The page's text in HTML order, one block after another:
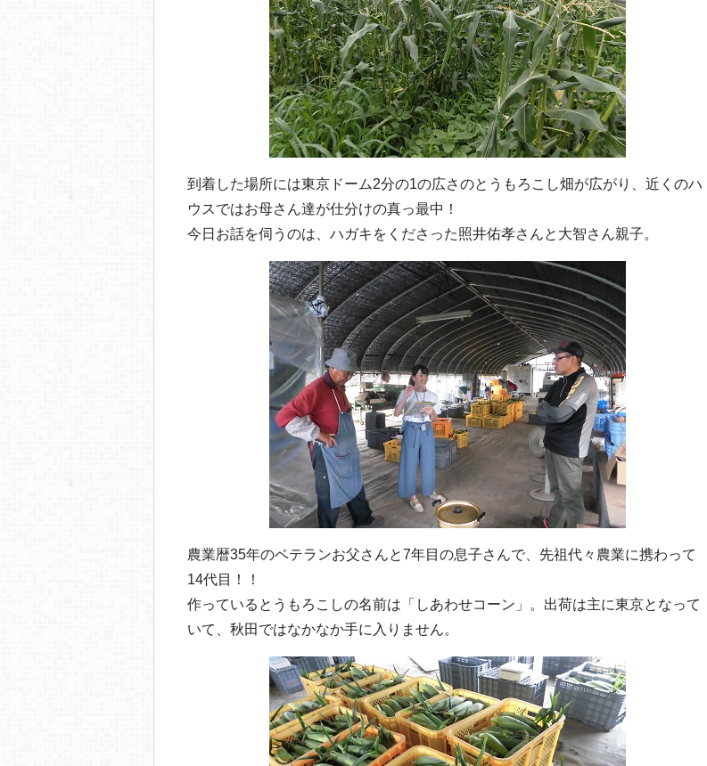
到着した場所には東京ドーム2分の1の広さのとうもろこし畑が広がり、近くのハ
ウスではお母さん達が仕分けの真っ最中！
今日お話を伺うのは、ハガキをくださった照井佑孝さんと大智さん親子。
農業暦35年のベテランお父さんと7年目の息子さんで、先祖代々農業に携わって
14代目！！
作っているとうもろこしの名前は「しあわせコーン」。出荷は主に東京となって
いて、秋田ではなかなか手に入りません。